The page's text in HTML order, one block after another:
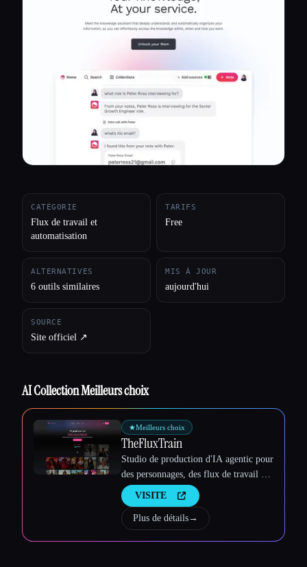
Toutes les catégories
CATÉGORIE
Flux de travail et
automatisation
TARIFS
Free
ALTERNATIVES
6 outils similaires
MIS À JOUR
aujourd'hui
SOURCE
Site officiel ↗︎
AI Collection Meilleurs choix
★Meilleurs choix
TheFluxTrain
Studio de production d'IA agentic pour
des personnages, des flux de travail et
des vidéos cohérents
VISITE
Plus de détails→